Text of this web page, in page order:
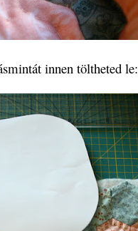
innen töltheted le: